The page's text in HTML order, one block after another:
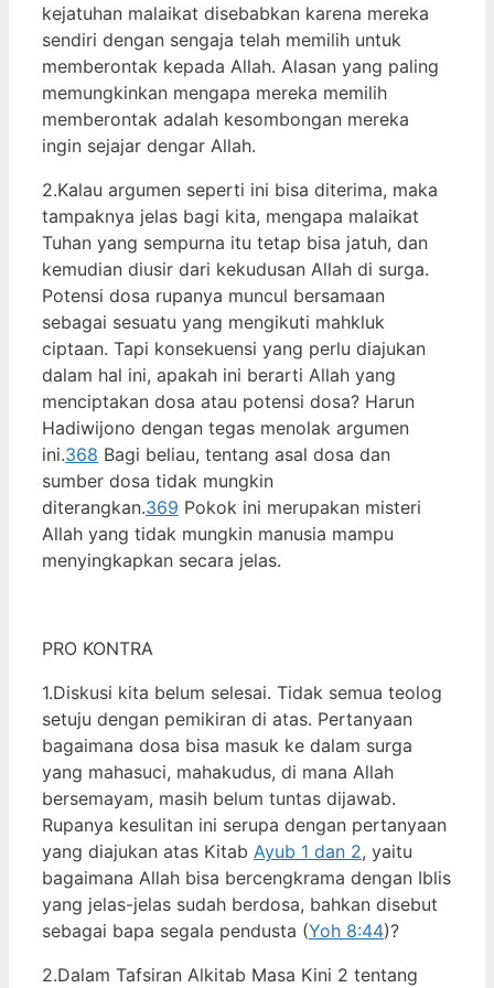
kejatuhan malaikat disebabkan karena mereka
sendiri dengan sengaja telah memilih untuk
memberontak kepada Allah. Alasan yang paling
memungkinkan mengapa mereka memilih
memberontak adalah kesombongan mereka
ingin sejajar dengar Allah.
2.Kalau argumen seperti ini bisa diterima, maka
tampaknya jelas bagi kita, mengapa malaikat
Tuhan yang sempurna itu tetap bisa jatuh, dan
kemudian diusir dari kekudusan Allah di surga.
Potensi dosa rupanya muncul bersamaan
sebagai sesuatu yang mengikuti mahkluk
ciptaan. Tapi konsekuensi yang perlu diajukan
dalam hal ini, apakah ini berarti Allah yang
menciptakan dosa atau potensi dosa? Harun
Hadiwijono dengan tegas menolak argumen
ini.368 Bagi beliau, tentang asal dosa dan
sumber dosa tidak mungkin
diterangkan.369 Pokok ini merupakan misteri
Allah yang tidak mungkin manusia mampu
menyingkapkan secara jelas.
PRO KONTRA
1.Diskusi kita belum selesai. Tidak semua teolog
setuju dengan pemikiran di atas. Pertanyaan
bagaimana dosa bisa masuk ke dalam surga
yang mahasuci, mahakudus, di mana Allah
bersemayam, masih belum tuntas dijawab.
Rupanya kesulitan ini serupa dengan pertanyaan
yang diajukan atas Kitab Ayub 1 dan 2, yaitu
bagaimana Allah bisa bercengkrama dengan Iblis
yang jelas-jelas sudah berdosa, bahkan disebut
sebagai bapa segala pendusta (Yoh 8:44)?
2.Dalam Tafsiran Alkitab Masa Kini 2 tentang